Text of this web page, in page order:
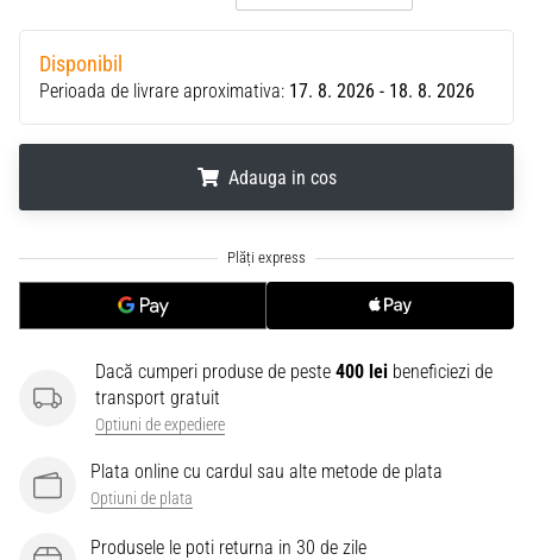
Disponibil
Perioada de livrare aproximativa: 17. 8. 2026 - 18. 8. 2026
Adauga in cos
Dacă cumperi produse de peste 400 lei beneficiezi de
transport gratuit
Optiuni de expediere
Plata online cu cardul sau alte metode de plata
Optiuni de plata
Produsele le poti returna in 30 de zile